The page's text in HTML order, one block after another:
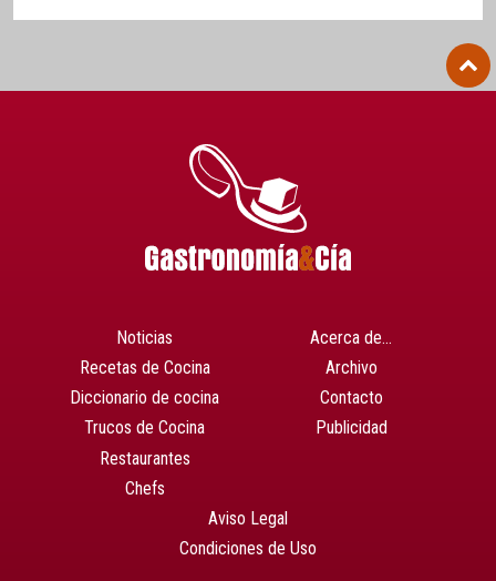
Noticias
Recetas de Cocina
Diccionario de cocina
Trucos de Cocina
Restaurantes
Chefs
Acerca de…
Archivo
Contacto
Publicidad
Aviso Legal
Condiciones de Uso